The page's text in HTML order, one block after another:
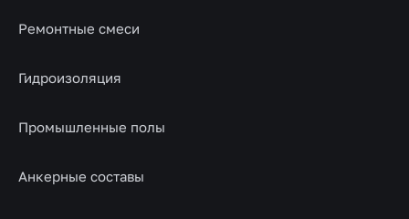
Ремонтные смеси
Гидроизоляция
Промышленные полы
Анкерные составы